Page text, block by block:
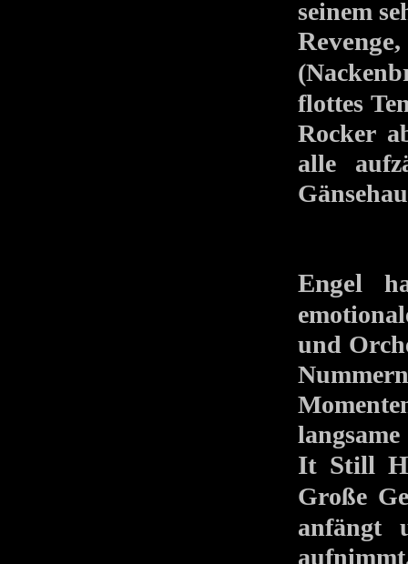
seinem
Revenge
flottes
Rocker
alle
Engel
und
It Still
Große
anfängt